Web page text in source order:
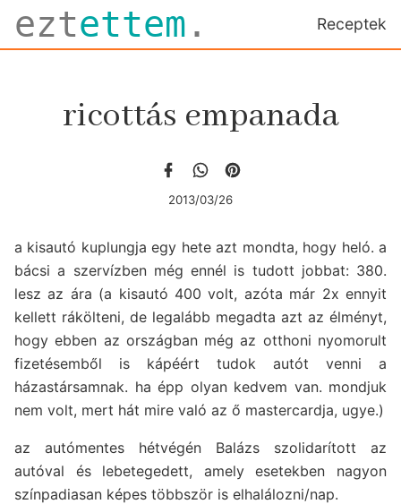
eztettem . Receptek
ricottás empanada
2013/03/26
a kisautó kuplungja egy hete azt mondta, hogy heló. a
bácsi a szervízben még ennél is tudott jobbat: 380.
lesz az ára (a kisautó 400 volt, azóta már 2x ennyit
kellett rákölteni, de legalább megadta azt az élményt,
hogy ebben az országban még az otthoni nyomorult
fizetésemből is kápéért tudok autót venni a
házastársamnak. ha épp olyan kedvem van. mondjuk
nem volt, mert hát mire való az ő mastercardja, ugye.)
az autómentes hétvégén Balázs szolidarított az
autóval és lebetegedett, amely esetekben nagyon
színpadiasan képes többször is elhalálozni/nap.